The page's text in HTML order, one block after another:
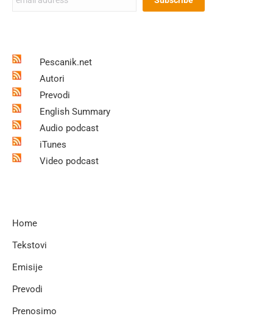
Pescanik.net
Autori
Prevodi
English Summary
Audio podcast
iTunes
Video podcast
Home
Tekstovi
Emisije
Prevodi
Prenosimo